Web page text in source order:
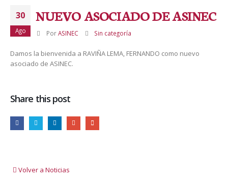
30
Ago
NUEVO ASOCIADO DE ASINEC
Por ASINEC Sin categoría
Damos la bienvenida a RAVIÑA LEMA, FERNANDO como nuevo
asociado de ASINEC.
Share this post
Volver a Noticias